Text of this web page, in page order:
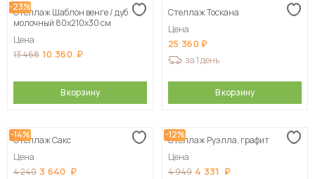
-23%
Стеллаж Шаблон венге / дуб
молочный 80х210х30 см
Цена
13 468 10 360
В корзину
Стеллаж Тоскана
Цена
25 360
за 1 день
В корзину
-14%
Стеллаж Сакс
Цена
4 240 3 640
-12%
Стеллаж Руэлла, графит
Цена
4 949 4 331